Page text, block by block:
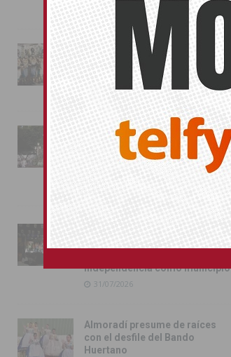
02/08/2026
La magia de la Entrada Mora
conquista las calles de
Almoradí
01/08/2026
La fiesta se adueña de
Almoradí con la presentación
de los cargos festeros y la
toma del castillo
31/07/2026
Pilar de la Horadada
conmemora con emoción el
independencia como municipio
31/07/2026
Almoradí presume de raíces
con el desfile del Bando
Huertano